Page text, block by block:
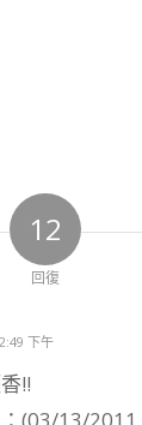
12
回復
下午
!!
(03/13/2011